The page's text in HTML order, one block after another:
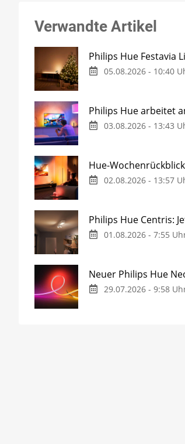
Verwandte Artikel
Philips Hue Festavia
05.08.2026 - 10:40
Philips Hue arbeitet
03.08.2026 - 13:43
Hue-
02.08.2026 - 13:57
Philips Hue Centris:
01.08.2026 - 7:55
Neuer Philips Hue
29.07.2026 - 9:58